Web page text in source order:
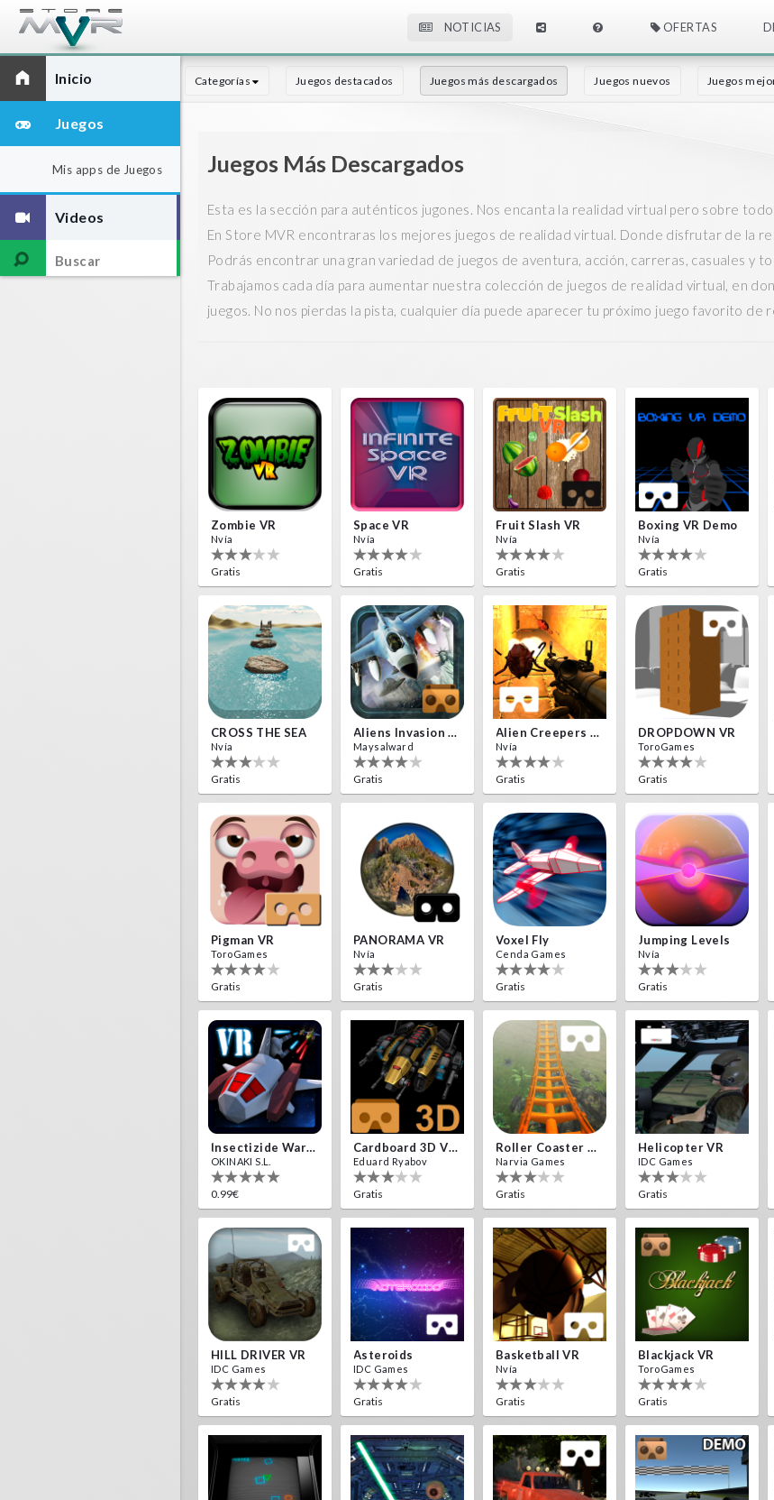
NOTICIAS OFERTAS
Inicio
Juegos
Mis apps de Juegos
Videos
Categorías Juegos destacados Juegos más descargados Juegos nuevos Juegos
Juegos Más Descargados
Esta es la sección para auténticos jugones. Nos encanta la realidad virtual pero sobre
En Store MVR encontraras los mejores juegos de realidad virtual. Donde disfrutar de la
Podrás encontrar una gran variedad de juegos de aventura, acción, carreras, casuales y
Trabajamos cada día para aumentar nuestra colección de juegos de realidad virtual, en
juegos. No nos pierdas la pista, cualquier día puede aparecer tu próximo juego favorito de
Zombie VR
Nvía
Gratis
Space VR
Nvía
Gratis
Fruit Slash VR
Nvía
Gratis
Boxing VR Demo
Nvía
Gratis
CROSS THE SEA
Nvía
Gratis
Aliens Invasion VR
Maysalward
Gratis
Alien Creepers VR
Nvía
Gratis
DROPDOWN VR
ToroGames
Gratis
Pigman VR
ToroGames
Gratis
PANORAMA VR
Nvía
Gratis
Voxel Fly
Cenda Games
Gratis
Jumping Levels
Nvía
Gratis
Insectizide Wars VR
OKINAKI S.L.
0.99€
Cardboard 3D VR Space FPS Game
Eduard Ryabov
Gratis
Roller Coaster VR
Narvia Games
Gratis
Helicopter VR
IDC Games
Gratis
HILL DRIVER VR
IDC Games
Gratis
Asteroids
IDC Games
Gratis
Basketball VR
Nvía
Gratis
Blackjack VR
ToroGames
Gratis